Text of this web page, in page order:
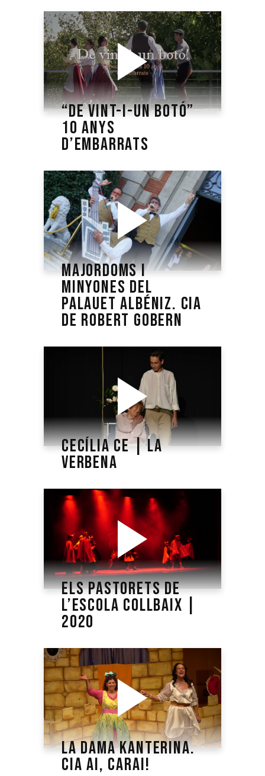
“DE VINT-I-UN BOTÓ”
10 ANYS
D’EMBARRATS
MAJORDOMS I
MINYONES DEL
PALAUET ALBÉNIZ. CIA
DE ROBERT GOBERN
CECÍLIA CE | LA
VERBENA
ELS PASTORETS DE
L’ESCOLA COLLBAIX |
2020
LA DAMA KANTERINA.
CIA AI, CARAI!